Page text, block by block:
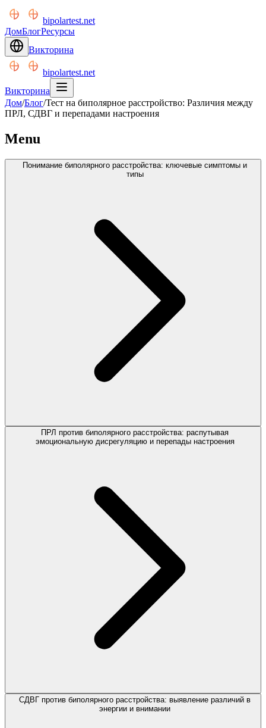
bipolartest.net
ДомБлогРесурсы
Викторина
bipolartest.net
Викторина
Дом/Блог/Тест на биполярное расстройство: Различия между
ПРЛ, СДВГ и перепадами настроения
Menu
Понимание биполярного расстройства: ключевые симптомы и
типы
ПРЛ против биполярного расстройства: распутывая
эмоциональную дисрегуляцию и перепады настроения
СДВГ против биполярного расстройства: выявление различий в
энергии и внимании